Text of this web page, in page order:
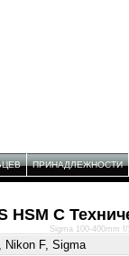
ПРИНАДЛЕЖНОСТИ
HSM C
Nikon F, Sigma
Sigma 100-400mm